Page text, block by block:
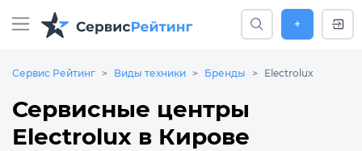
+
Сервис Рейтинг Виды техники Бренды Electrolux
Сервисные центры
Electrolux в Кирове